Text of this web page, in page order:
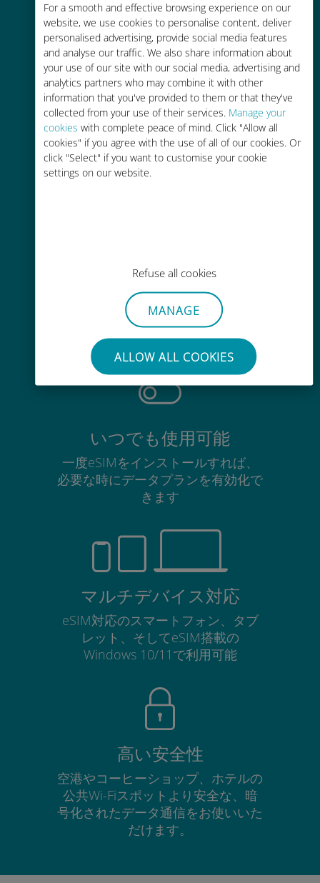
For a smooth and effective browsing experience on our
website, we use cookies to personalise content, deliver
personalised advertising, provide social media features
and analyse our traffic. We also share information about
your use of our site with our social media, advertising and
analytics partners who may combine it with other
information that you've provided to them or that they've
collected from your use of their services. Manage your
cookies with complete peace of mind. Click "Allow all
cookies" if you agree with the use of all of our cookies. Or
click "Select" if you want to customise your cookie
settings on our website.
Refuse all cookies
MANAGE
ALLOW ALL COOKIES
お客様が普段お使いのキャリアでロ
ーミングサービスを使った場合に比
べて最大で90％の節約が可能です。
かんたん追加購入
Wi-Fiやデータ残量がなくても、
Ubigiアプリでデータの追加購入が
手間いらず
使用中のSIMカードを抜き差しする
必要はありません
いつでも使用可能
一度eSIMをインストールすれば、
必要な時にデータプランを有効化で
きます
マルチデバイス対応
eSIM対応のスマートフォン、タブ
レット、そしてeSIM搭載の
Windows 10/11で利用可能
高い安全性
空港やコーヒーショップ、ホテルの
公共Wi-Fiスポットより安全な、暗
号化されたデータ通信をお使いいた
だけます。